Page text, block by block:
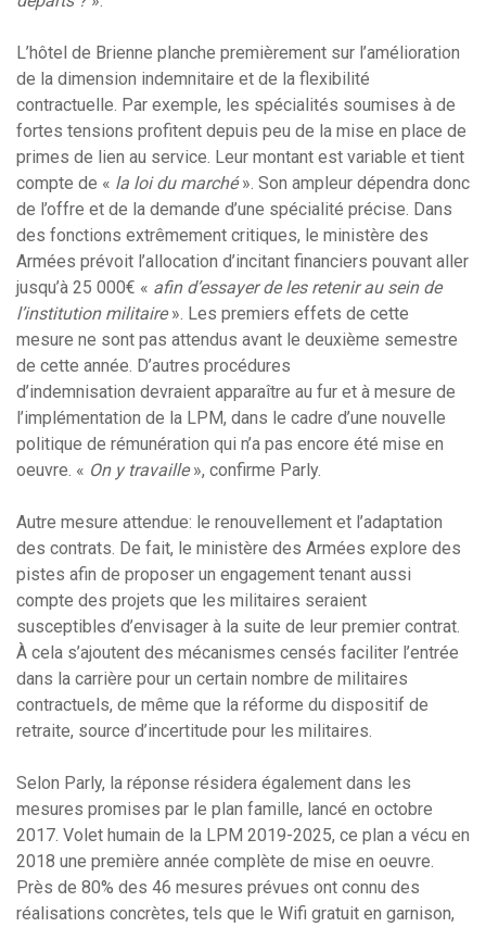
L’hôtel de Brienne planche premièrement sur l’amélioration
de la dimension indemnitaire et de la flexibilité
contractuelle. Par exemple, les spécialités soumises à de
fortes tensions profitent depuis peu de la mise en place de
primes de lien au service. Leur montant est variable et tient
compte de « la loi du marché». Son ampleur dépendra donc
de l’offre et de la demande d’une spécialité précise. Dans
des fonctions extrêmement critiques, le ministère des
Armées prévoit l’allocation d’incitant financiers pouvant aller
jusqu’à 25 000€ « afin d’essayer de les retenir au sein de
l’institution militaire». Les premiers effets de cette
mesure ne sont pas attendus avant le deuxième semestre
de cette année. D’autres procédures
d’indemnisation devraient apparaître au fur et à mesure de
l’implémentation de la LPM, dans le cadre d’une nouvelle
politique de rémunération qui n’a pas encore été mise en
oeuvre. « On y travaille», confirme Parly.
Autre mesure attendue: le renouvellement et l’adaptation
des contrats. De fait, le ministère des Armées explore des
pistes afin de proposer un engagement tenant aussi
compte des projets que les militaires seraient
susceptibles d’envisager à la suite de leur premier contrat.
À cela s’ajoutent des mécanismes censés faciliter l’entrée
dans la carrière pour un certain nombre de militaires
contractuels, de même que la réforme du dispositif de
retraite, source d’incertitude pour les militaires.
Selon Parly, la réponse résidera également dans les
mesures promises par le plan famille, lancé en octobre
2017. Volet humain de la LPM 2019-2025, ce plan a vécu en
2018 une première année complète de mise en oeuvre.
Près de 80% des 46 mesures prévues ont connu des
réalisations concrètes, tels que le Wifi gratuit en garnison,